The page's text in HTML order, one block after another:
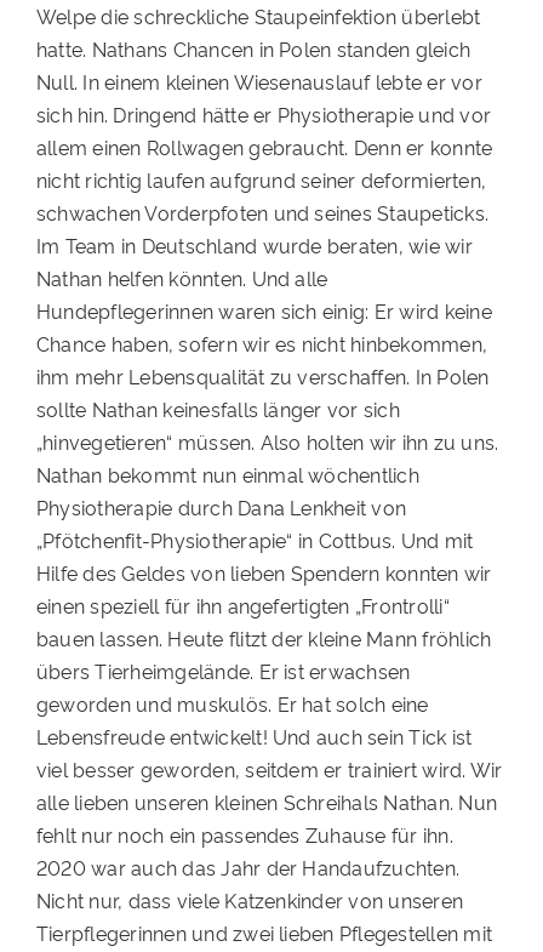
Welpe die schreckliche Staupeinfektion überlebt
hatte. Nathans Chancen in Polen standen gleich
Null. In einem kleinen Wiesenauslauf lebte er vor
sich hin. Dringend hätte er Physiotherapie und vor
allem einen Rollwagen gebraucht. Denn er konnte
nicht richtig laufen aufgrund seiner deformierten,
schwachen Vorderpfoten und seines Staupeticks.
Im Team in Deutschland wurde beraten, wie wir
Nathan helfen könnten. Und alle
Hundepflegerinnen waren sich einig: Er wird keine
Chance haben, sofern wir es nicht hinbekommen,
ihm mehr Lebensqualität zu verschaffen. In Polen
sollte Nathan keinesfalls länger vor sich
„hinvegetieren“ müssen. Also holten wir ihn zu uns.
Nathan bekommt nun einmal wöchentlich
Physiotherapie durch Dana Lenkheit von
„Pfötchenfit-Physiotherapie“ in Cottbus. Und mit
Hilfe des Geldes von lieben Spendern konnten wir
einen speziell für ihn angefertigten „Frontrolli“
bauen lassen. Heute flitzt der kleine Mann fröhlich
übers Tierheimgelände. Er ist erwachsen
geworden und muskulös. Er hat solch eine
Lebensfreude entwickelt! Und auch sein Tick ist
viel besser geworden, seitdem er trainiert wird. Wir
alle lieben unseren kleinen Schreihals Nathan. Nun
fehlt nur noch ein passendes Zuhause für ihn.
2020 war auch das Jahr der Handaufzuchten.
Nicht nur, dass viele Katzenkinder von unseren
Tierpflegerinnen und zwei lieben Pflegestellen mit